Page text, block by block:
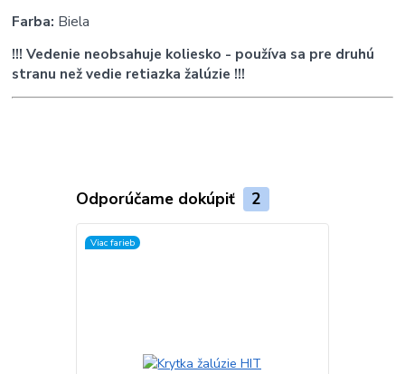
Farba: Biela
!!! Vedenie neobsahuje koliesko - používa sa pre druhú
stranu než vedie retiazka žalúzie !!!
Odporúčame dokúpiť 2
Viac farieb